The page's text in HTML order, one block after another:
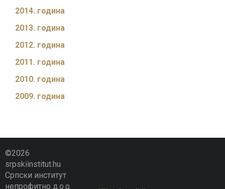
2014. година
2013. година
2012. година
2011. година
2010. година
2009. година
©2026
srpskiinstitut.hu
Српски институт
непрофитно д.о.о.